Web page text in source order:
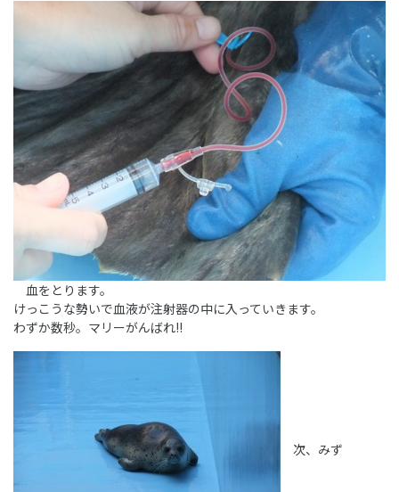
血をとります。
けっこうな勢いで血液が注射器の中に入っていきます。
わずか数秒。マリーがんばれ!!
次、みず